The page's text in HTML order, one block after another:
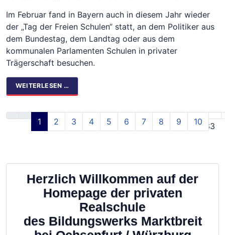
Herzlich Willkommen auf der
Homepage der privaten
Realschule
des Bildungswerks Marktbreit
Im Februar fand in Bayern auch in diesem Jahr wieder
der „Tag der Freien Schulen“ statt, an dem Politiker aus
dem Bundestag, dem Landtag oder aus dem
kommunalen Parlamenten Schulen in privater
Trägerschaft besuchen.
WEITERLESEN …
Seite 1 von 33
1 2 3 4 5 6 7 8 9 10